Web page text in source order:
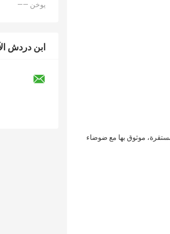
—— يوخن
ابن دردش
موثوق بها مع ضوضاء